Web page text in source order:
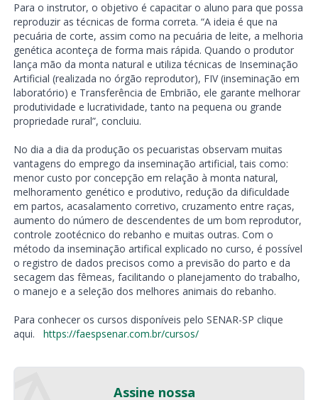
Para o instrutor, o objetivo é capacitar o aluno para que possa
reproduzir as técnicas de forma correta. “A ideia é que na
pecuária de corte, assim como na pecuária de leite, a melhoria
genética aconteça de forma mais rápida. Quando o produtor
lança mão da monta natural e utiliza técnicas de Inseminação
Artificial (realizada no órgão reprodutor), FIV (inseminação em
laboratório) e Transferência de Embrião, ele garante melhorar
produtividade e lucratividade, tanto na pequena ou grande
propriedade rural”, concluiu.
No dia a dia da produção os pecuaristas observam muitas
vantagens do emprego da inseminação artificial, tais como:
menor custo por concepção em relação à monta natural,
melhoramento genético e produtivo, redução da dificuldade
em partos, acasalamento corretivo, cruzamento entre raças,
aumento do número de descendentes de um bom reprodutor,
controle zootécnico do rebanho e muitas outras. Com o
método da inseminação artifical explicado no curso, é possível
o registro de dados precisos como a previsão do parto e da
secagem das fêmeas, facilitando o planejamento do trabalho,
o manejo e a seleção dos melhores animais do rebanho.
Para conhecer os cursos disponíveis pelo SENAR-SP clique
aqui. https://faespsenar.com.br/cursos/
Assine nossa